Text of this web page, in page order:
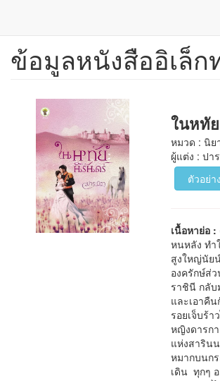
ข้าม
ข้อมูลหนังสืออิเล็ก
ในหทั
หมวด : นิย
ผู้แต่ง : ปา
ตัวอย่าง
เนื้อหาย่อ :
หนหลัง ทำ
สูงใหญ่นัย
องครักษ์ส่
ราชินี กลับ
และเอาคื
รอยเจ็บร้า
หญิงดารก
แห่งสาริน
หมากบนก
เดิน ทุกๆ